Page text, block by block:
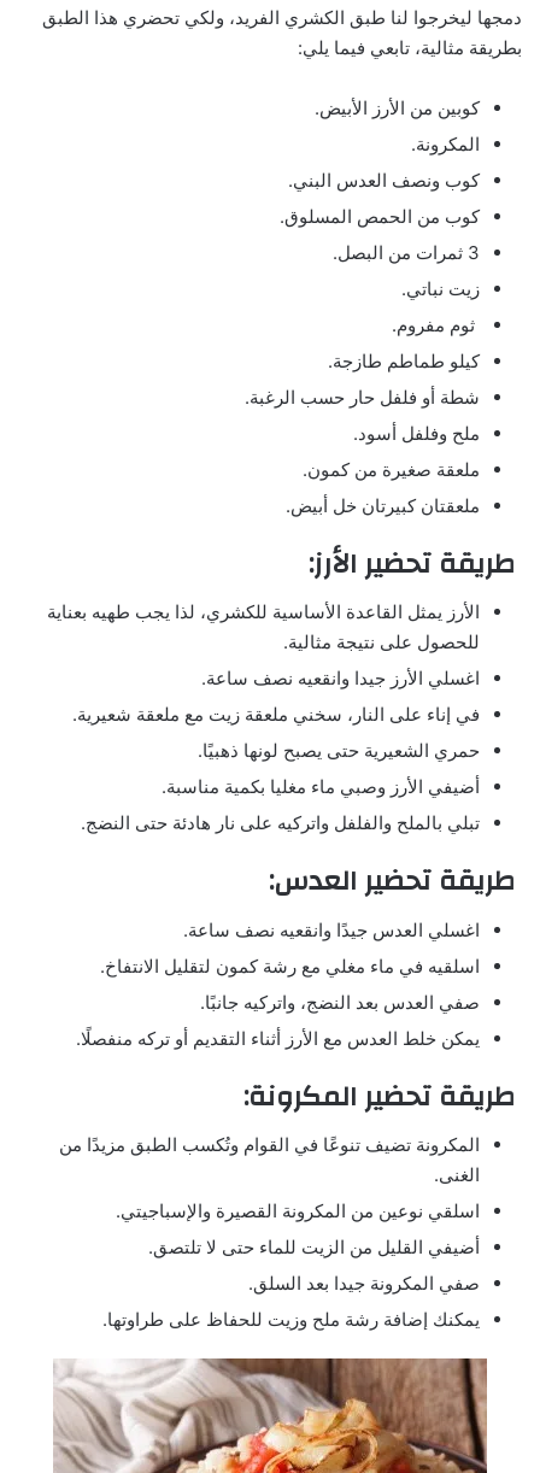
دمجها ليخرجوا لنا طبق الكشري الفريد، ولكي تحضري هذا الطبق
بطريقة مثالية، تابعي فيما يلي:
كوبين من الأرز الأبيض.
المكرونة.
كوب ونصف العدس البني.
كوب من الحمص المسلوق.
3 ثمرات من البصل.
زيت نباتي.
ثوم مفروم.
كيلو طماطم طازجة.
شطة أو فلفل حار حسب الرغبة.
ملح وفلفل أسود.
ملعقة صغيرة من كمون.
ملعقتان كبيرتان خل أبيض.
طريقة تحضير الأرز:
الأرز يمثل القاعدة الأساسية للكشري، لذا يجب طهيه بعناية
للحصول على نتيجة مثالية.
اغسلي الأرز جيدا وانقعيه نصف ساعة.
في إناء على النار، سخني ملعقة زيت مع ملعقة شعيرية.
حمري الشعيرية حتى يصبح لونها ذهبيًا.
أضيفي الأرز وصبي ماء مغليا بكمية مناسبة.
تبلي بالملح والفلفل واتركيه على نار هادئة حتى النضج.
طريقة تحضير العدس:
اغسلي العدس جيدًا وانقعيه نصف ساعة.
اسلقيه في ماء مغلي مع رشة كمون لتقليل الانتفاخ.
صفي العدس بعد النضج، واتركيه جانبًا.
يمكن خلط العدس مع الأرز أثناء التقديم أو تركه منفصلًا.
طريقة تحضير المكرونة:
المكرونة تضيف تنوعًا في القوام وتُكسب الطبق مزيدًا من
الغنى.
اسلقي نوعين من المكرونة القصيرة والإسباجيتي.
أضيفي القليل من الزيت للماء حتى لا تلتصق.
صفي المكرونة جيدا بعد السلق.
يمكنك إضافة رشة ملح وزيت للحفاظ على طراوتها.